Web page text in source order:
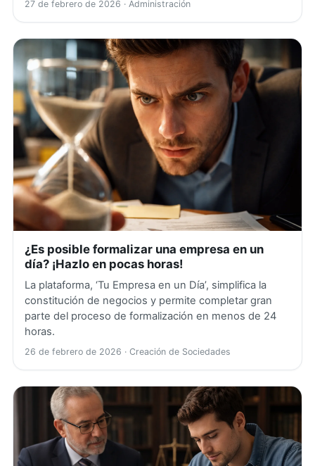
27 de febrero de 2026 · Administración
¿Es posible formalizar una empresa en un
día? ¡Hazlo en pocas horas!
La plataforma, ‘Tu Empresa en un Día’, simplifica la
constitución de negocios y permite completar gran
parte del proceso de formalización en menos de 24
horas.
26 de febrero de 2026 · Creación de Sociedades